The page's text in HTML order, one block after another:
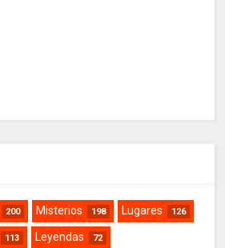
200 Misterios 198 Lugares 126
113 Leyendas 72